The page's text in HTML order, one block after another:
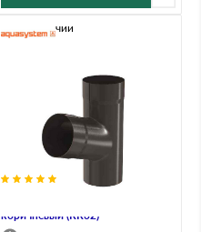
коричневый (RR32)
В наличии